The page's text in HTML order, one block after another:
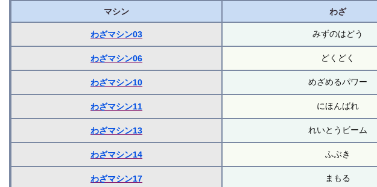
マシン わざ
わざマシン03 みずのはどう
わざマシン06 どくどく
わざマシン10 めざめるパワー
わざマシン11 にほんばれ
わざマシン13 れいとうビーム
わざマシン14 ふぶき
わざマシン17 まもる